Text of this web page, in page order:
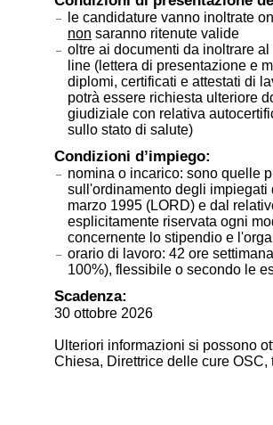
le candidature vanno inoltrate
non saranno ritenute valide
oltre ai documenti da inoltrare
line (lettera di presentazione e
diplomi, certificati e attestati di
potrà essere richiesta ulteriore
giudiziale con relativa
sullo stato di salute)
Condizioni d’impiego:
nomina o incarico: sono quelle
sull'ordinamento degli
marzo 1995 (LORD) e dal
esplicitamente riservata ogni
concernente lo stipendio e
orario di lavoro: 42 ore
100%), flessibile o secondo le
Scadenza:
30 ottobre 2026
Ulteriori informazioni si possono
Chiesa, Direttrice delle cure OSC,